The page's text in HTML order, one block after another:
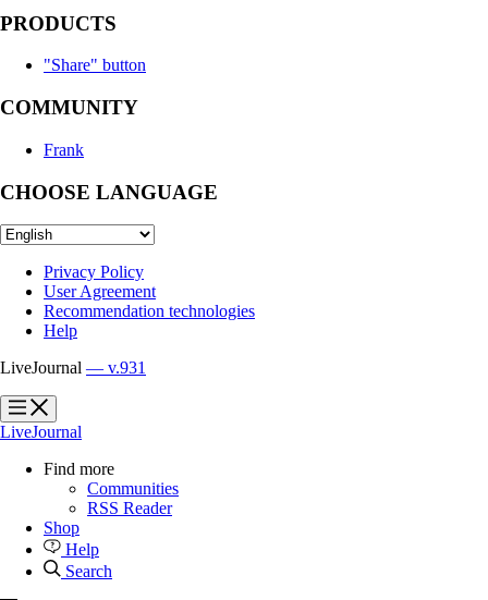
PRODUCTS
"Share" button
COMMUNITY
Frank
CHOOSE LANGUAGE
Privacy Policy
User Agreement
Recommendation technologies
Help
LiveJournal — v.931
?
?
LiveJournal
Find more
Communities
RSS Reader
Shop
Help
Search